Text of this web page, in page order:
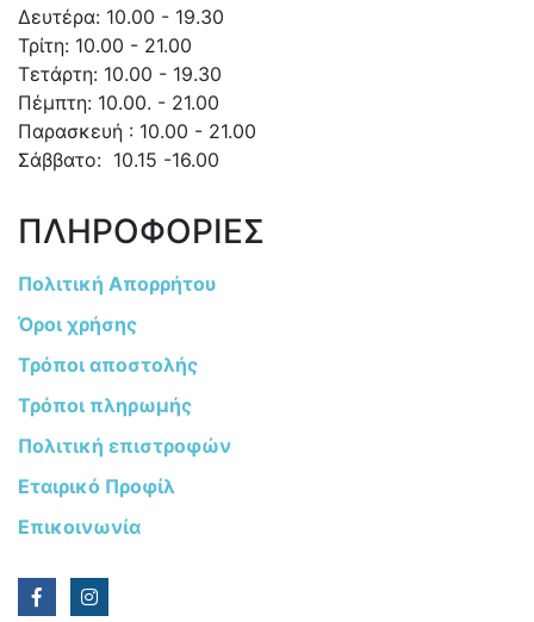
Δευτέρα: 10.00 - 19.30
Τρίτη: 10.00 - 21.00
Τετάρτη: 10.00 - 19.30
Πέμπτη: 10.00. - 21.00
Παρασκευή : 10.00 - 21.00
Σάββατο: 10.15 -16.00
ΠΛΗΡΟΦΟΡΙΕΣ
Πολιτική Απορρήτου
Όροι χρήσης
Τρόποι αποστολής
Τρόποι πληρωμής
Πολιτική επιστροφών
Εταιρικό Προφίλ
Επικοινωνία